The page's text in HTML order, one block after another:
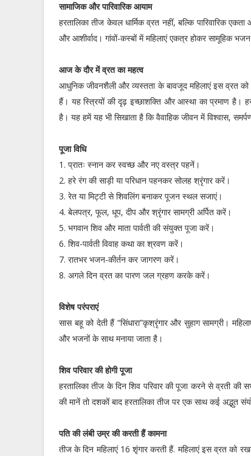
सामाजिक और पारिवारिक आयाम
हरतालिका तीज केवल धार्मिक व्रत नहीं, बल्कि पारिवारिक
और आशीर्वाद। गांवों-कस्बों में महिलाएं एकत्र होकर सामूहिक
आज के दौर में व्रत का महत्व
आधुनिक जीवनशैली और व्यस्तता के बावजूद महिलाएं इस व्रत को
हैं। यह स्त्रियों की दृढ़ इच्छाशक्ति और आस्था का प्रमाण है।
है। यह हमें यह भी सिखाता है कि वैवाहिक जीवन में विश्वास,
पूजा विधि
1. प्रातः स्नान कर स्वच्छ और नए वस्त्र पहनें।
2. हरे रंग की साड़ी या परिधान पहनकर सोलह श्रृंगार करें।
3. रेत या मिट्टी से शिवलिंग बनाकर पूजन स्थल सजाएं।
4. बेलपत्र, फूल, धूप, दीप और श्रृंगार सामग्री अर्पित करें।
5. भगवान शिव और माता पार्वती की संयुक्त पूजा करें।
6. शिव-पार्वती विवाह कथा का श्रवण करें।
7. रातभर भजन-कीर्तन कर जागरण करें।
8. अगले दिन व्रत का पारण जल ग्रहण करके करें।
विशेष परंपराएं
सास बहू को देती हैं “सिंधारा”कृश्रृंगार और सुहाग सामग्री।
और भजनों के साथ मनाया जाता है।
शिव परिवार की होगी पूजा
हरतालिका तीज के दिन शिव परिवार की पूजा करने से व्रती की
की मानें तो दशकों बाद हरतालिका तीज पर एक साथ कई अद्भुत
पति की लंबी उम्र की करती हैं कामना
तीज के दिन महिलाएं 16 शृंगार करती हैं. महिलाएं इस व्रत को